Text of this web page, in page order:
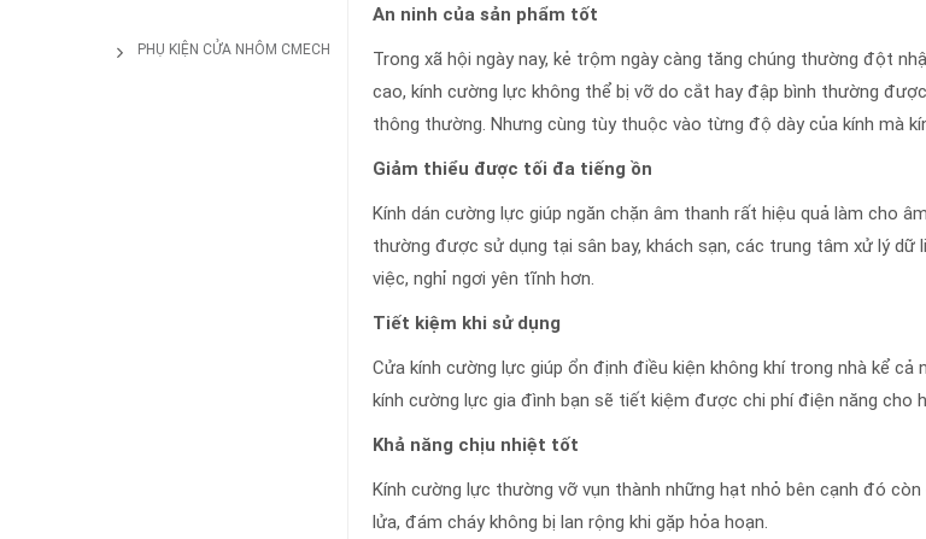
PHỤ KIỆN CỬA NHÔM CMECH
An ninh của sản phẩm tốt
Trong xã hội ngày nay, kẻ trộm ngày càng tăng chúng thường đột
cao, kính cường lực không thể bị vỡ do cắt hay đập bình thường
thông thường. Nhưng cùng tùy thuộc vào từng độ dày của kính mà
Giảm thiểu được tối đa tiếng ồn
Kính dán cường lực giúp ngăn chặn âm thanh rất hiệu quả làm cho
thường được sử dụng tại sân bay, khách sạn, các trung tâm xử lý
việc, nghỉ ngơi yên tĩnh hơn.
Tiết kiệm khi sử dụng
Cửa kính cường lực giúp ổn định điều kiện không khí trong nhà kể
kính cường lực gia đình bạn sẽ tiết kiệm được chi phí điện năng cho
Khả năng chịu nhiệt tốt
Kính cường lực thường vỡ vụn thành những hạt nhỏ bên cạnh đó
lửa, đám cháy không bị lan rộng khi gặp hỏa hoạn.